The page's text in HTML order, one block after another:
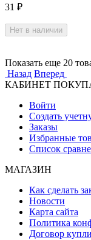
31 ₽
Нет в наличии
Показать еще 20
Назад Вперед
КАБИНЕТ
Войти
Создать
Заказы
Избранные
Список
МАГАЗИН
Как сделать
Новости
Карта сайта
Политика
Договор